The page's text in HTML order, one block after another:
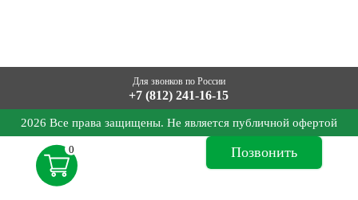
Для звонков по России
+7 (812) 241-16-15
2026 Все права защищены. Не является публичной офертой
Позвонить
0